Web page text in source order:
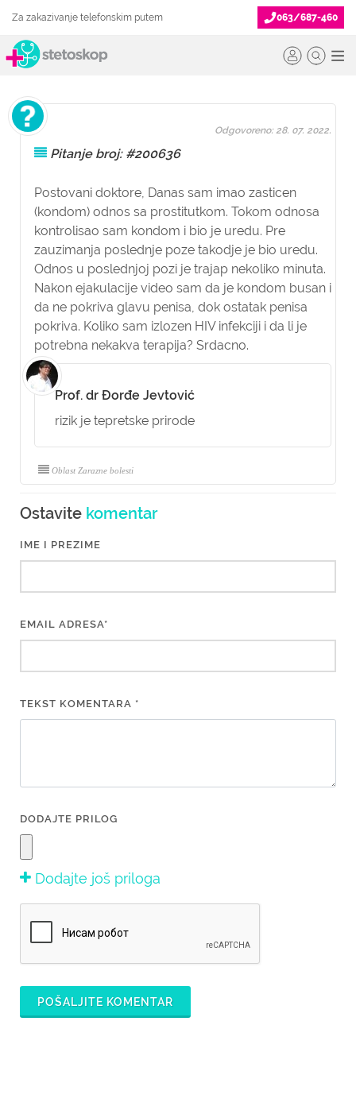
Za zakazivanje telefonskim putem 063/687-460
Pitanje broj: #200636
Postovani doktore, Danas sam imao zasticen
(kondom) odnos sa prostitutkom. Tokom odnosa
kontrolisao sam kondom i bio je uredu. Pre
zauzimanja poslednje poze takodje je bio uredu.
Odnos u poslednjoj pozi je trajap nekoliko minuta.
Nakon ejakulacije video sam da je kondom busan i
da ne pokriva glavu penisa, dok ostatak penisa
pokriva. Koliko sam izlozen HIV infekciji i da li je
potrebna nekakva terapija? Srdacno.
Odgovoreno: 28. 07. 2022.
Prof. dr Đorđe Jevtović
rizik je tepretske prirode
Oblast Zarazne bolesti
Ostavite komentar
IME I PREZIME
EMAIL ADRESA*
TEKST KOMENTARA *
DODAJTE PRILOG
Dodajte još priloga
POŠALJITE KOMENTAR